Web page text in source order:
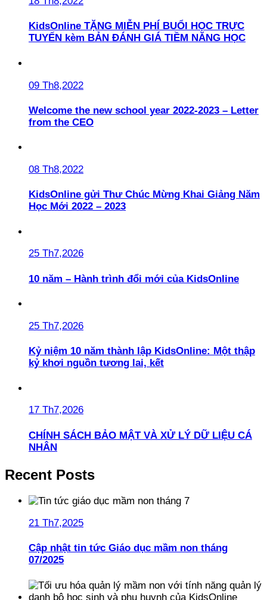
KidsOnline TẶNG MIỄN PHÍ BUỔI HỌC TRỰC
TUYẾN kèm BẢN ĐÁNH GIÁ TIỀM NĂNG HỌC
09 Th8,2022
Welcome the new school year 2022-2023 – Letter
from the CEO
08 Th8,2022
KidsOnline gửi Thư Chúc Mừng Khai Giảng Năm
Học Mới 2022 – 2023
25 Th7,2026
10 năm – Hành trình đổi mới của KidsOnline
25 Th7,2026
Kỷ niệm 10 năm thành lập KidsOnline: Một thập
kỷ khơi nguồn tương lai, kết
17 Th7,2026
CHÍNH SÁCH BẢO MẬT VÀ XỬ LÝ DỮ LIỆU CÁ
NHÂN
Recent Posts
21 Th7,2025
Cập nhật tin tức Giáo dục mầm non tháng
07/2025